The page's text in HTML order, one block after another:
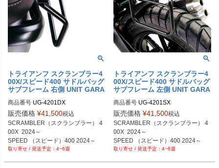
トライアンフ スクランブラー4
00X/スピード400 サドルバッグ
サブフレーム 右側 UNIT GARA
商品番号 UG-4201DX
M型番：4201DX
販売価格 ¥41,500税込
SCRAMBLER（スクランブラー） 4
00X  2024～
SPEED （スピード）400 2024～
Right subframe
4~6週
トライアンフ スクランブラー4
00X/スピード400 サドルバッグ
サブフレーム 左側 UNIT GARA
商品番号 UG-4201SX
M型番：4201SX
販売価格 ¥41,500税込
SCRAMBLER（スクランブラー） 4
00X  2024～
SPEED （スピード）400 2024～
Left Subframe
4~6週